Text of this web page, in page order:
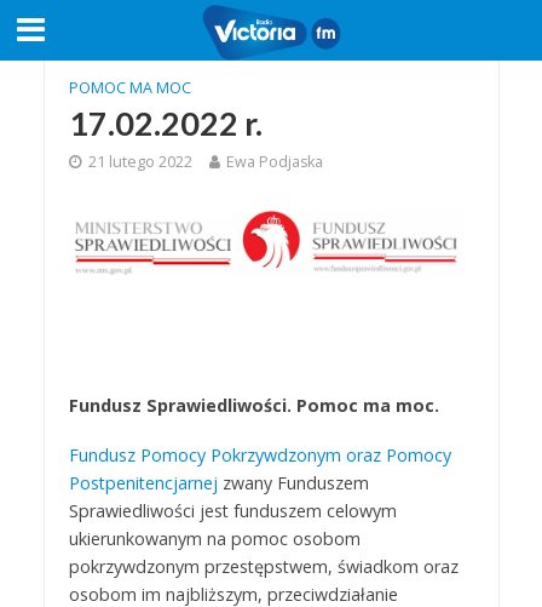
POMOC MA MOC
17.02.2022 r.
21 lutego 2022 Ewa Podjaska
Fundusz Sprawiedliwości. Pomoc ma moc.
Fundusz Pomocy Pokrzywdzonym oraz Pomocy
Postpenitencjarnej zwany Funduszem
Sprawiedliwości jest funduszem celowym
ukierunkowanym na pomoc osobom
pokrzywdzonym przestępstwem, świadkom oraz
osobom im najbliższym, przeciwdziałanie